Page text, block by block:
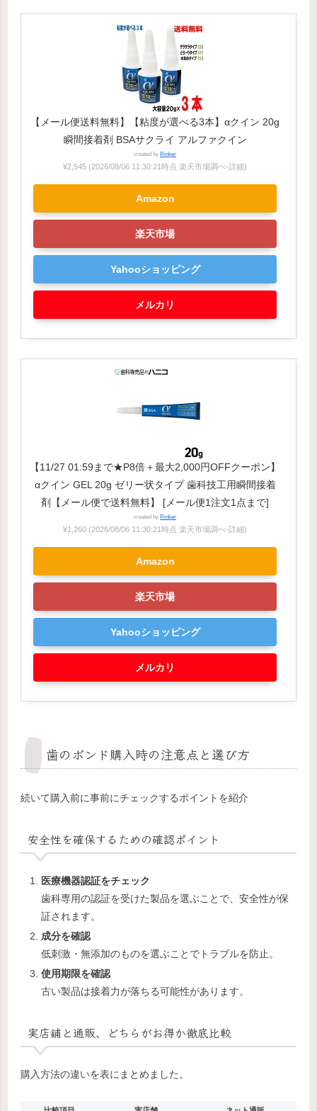
【メール便送料無料】【粘度が選べる3本】αクイン 20g
瞬間接着剤 BSAサクライ アルファクイン
created by Rinker
¥2,545 (2026/08/06 11:30:21時点 楽天市場調べ-詳細)
Amazon
楽天市場
Yahooショッピング
メルカリ
【11/27 01:59まで★P8倍＋最大2,000円OFFクーポン】
αクイン GEL 20g ゼリー状タイプ 歯科技工用瞬間接着
剤【メール便で送料無料】 [メール便1注文1点まで]
created by Rinker
¥1,260 (2026/08/06 11:30:21時点 楽天市場調べ-詳細)
Amazon
楽天市場
Yahooショッピング
メルカリ
歯のボンド購入時の注意点と選び方
続いて購入前に事前にチェックするポイントを紹介
安全性を確保するための確認ポイント
医療機器認証をチェック
歯科専用の認証を受けた製品を選ぶことで、安全性が保
証されます。
成分を確認
低刺激・無添加のものを選ぶことでトラブルを防止。
使用期限を確認
古い製品は接着力が落ちる可能性があります。
実店舗と通販、どちらがお得か徹底比較
購入方法の違いを表にまとめました。